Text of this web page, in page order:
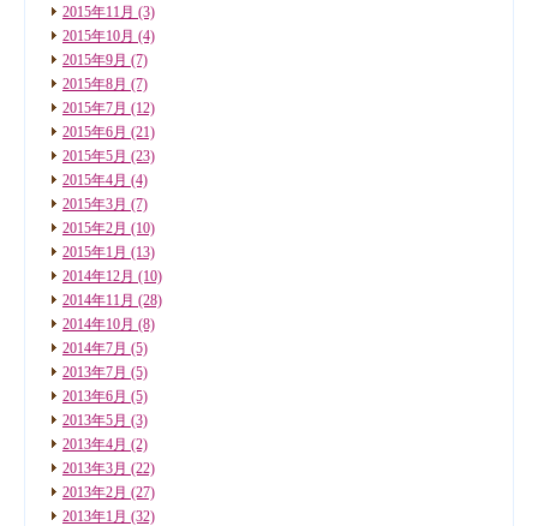
2015年11月 (3)
2015年10月 (4)
2015年9月 (7)
2015年8月 (7)
2015年7月 (12)
2015年6月 (21)
2015年5月 (23)
2015年4月 (4)
2015年3月 (7)
2015年2月 (10)
2015年1月 (13)
2014年12月 (10)
2014年11月 (28)
2014年10月 (8)
2014年7月 (5)
2013年7月 (5)
2013年6月 (5)
2013年5月 (3)
2013年4月 (2)
2013年3月 (22)
2013年2月 (27)
2013年1月 (32)